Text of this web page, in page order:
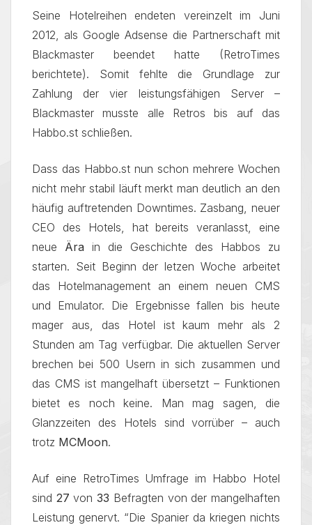
Seine Hotelreihen endeten vereinzelt im Juni
2012, als Google Adsense die Partnerschaft mit
Blackmaster beendet hatte (RetroTimes
berichtete). Somit fehlte die Grundlage zur
Zahlung der vier leistungsfähigen Server –
Blackmaster musste alle Retros bis auf das
Habbo.st schließen.
Dass das Habbo.st nun schon mehrere Wochen
nicht mehr stabil läuft merkt man deutlich an den
häufig auftretenden Downtimes. Zasbang, neuer
CEO des Hotels, hat bereits veranlasst, eine
neue Ära in die Geschichte des Habbos zu
starten. Seit Beginn der letzen Woche arbeitet
das Hotelmanagement an einem neuen CMS
und Emulator. Die Ergebnisse fallen bis heute
mager aus, das Hotel ist kaum mehr als 2
Stunden am Tag verfügbar. Die aktuellen Server
brechen bei 500 Usern in sich zusammen und
das CMS ist mangelhaft übersetzt – Funktionen
bietet es noch keine. Man mag sagen, die
Glanzzeiten des Hotels sind vorrüber – auch
trotz MCMoon.
Auf eine RetroTimes Umfrage im Habbo Hotel
sind 27 von33 Befragten von der mangelhaften
Leistung genervt. “Die Spanier da kriegen nichts